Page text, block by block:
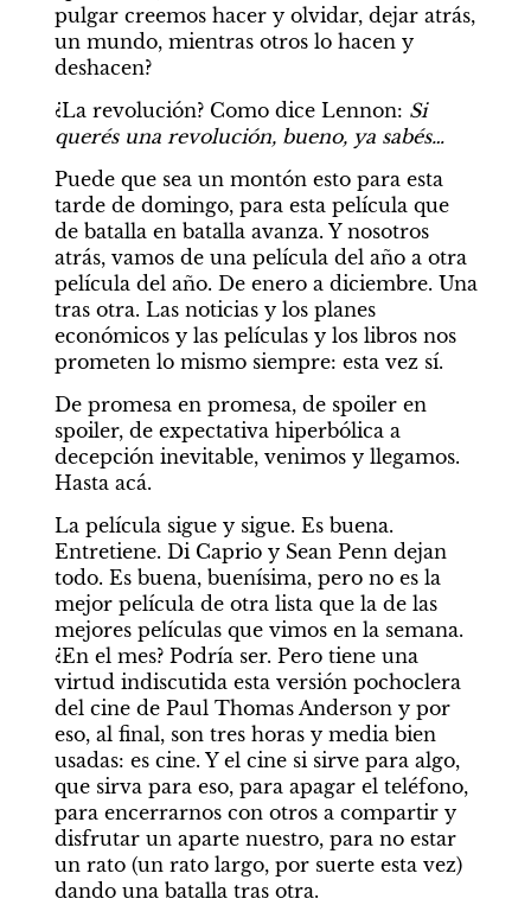
pulgar creemos hacer y olvidar, dejar atrás,
un mundo, mientras otros lo hacen y
deshacen?
¿La revolución? Como dice Lennon: Si
querés una revolución, bueno, ya sabés…
Puede que sea un montón esto para esta
tarde de domingo, para esta película que
de batalla en batalla avanza. Y nosotros
atrás, vamos de una película del año a otra
película del año. De enero a diciembre. Una
tras otra. Las noticias y los planes
económicos y las películas y los libros nos
prometen lo mismo siempre: esta vez sí.
De promesa en promesa, de spoiler en
spoiler, de expectativa hiperbólica a
decepción inevitable, venimos y llegamos.
Hasta acá.
La película sigue y sigue. Es buena.
Entretiene. Di Caprio y Sean Penn dejan
todo. Es buena, buenísima, pero no es la
mejor película de otra lista que la de las
mejores películas que vimos en la semana.
¿En el mes? Podría ser. Pero tiene una
virtud indiscutida esta versión pochoclera
del cine de Paul Thomas Anderson y por
eso, al final, son tres horas y media bien
usadas: es cine. Y el cine si sirve para algo,
que sirva para eso, para apagar el teléfono,
para encerrarnos con otros a compartir y
disfrutar un aparte nuestro, para no estar
un rato (un rato largo, por suerte esta vez)
dando una batalla tras otra.